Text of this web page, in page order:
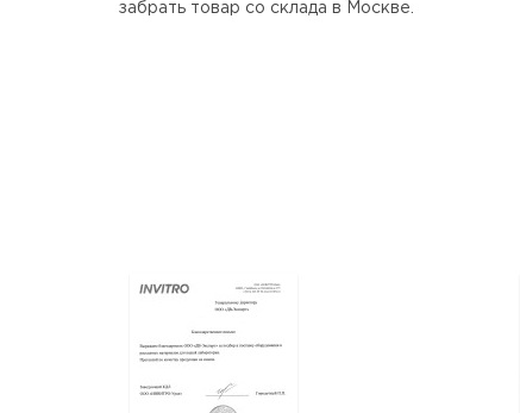
забрать товар со склада в Москве.